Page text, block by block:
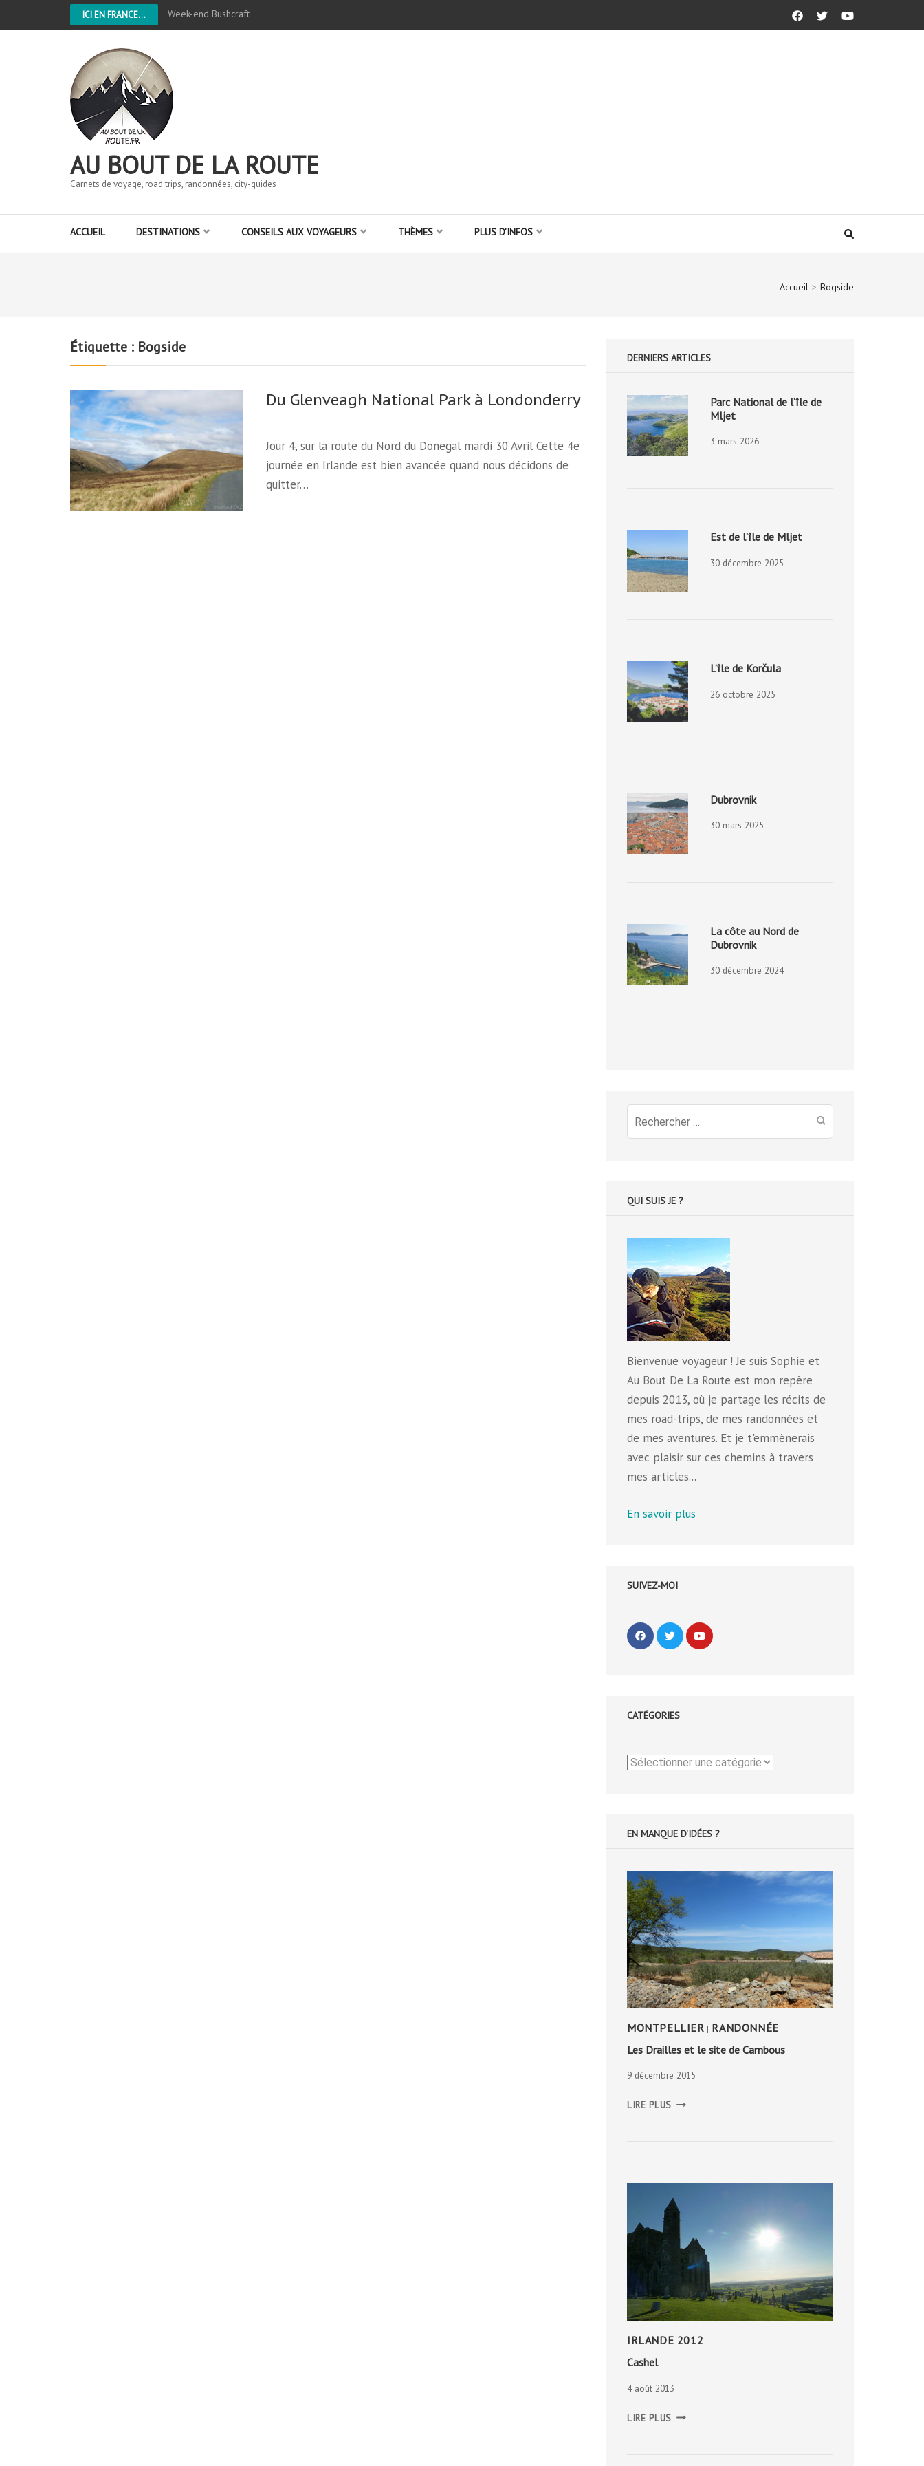
ICI EN FRANCE... Week-end Bushcraft
AU BOUT DE LA ROUTE
Carnets de voyage, road trips, randonnées, city-guides
ACCUEIL DESTINATIONS CONSEILS AUX VOYAGEURS THÈMES PLUS D’INFOS
Accueil > Bogside
Étiquette : Bogside
Du Glenveagh National Park à Londonderry
Jour 4, sur la route du Nord du Donegal mardi 30 Avril Cette 4e
journée en Irlande est bien avancée quand nous décidons de
quitter…
DERNIERS ARTICLES
Parc National de l’île de
Mljet
3 mars 2026
Est de l’île de Mljet
30 décembre 2025
L’île de Korčula
26 octobre 2025
Dubrovnik
30 mars 2025
La côte au Nord de
Dubrovnik
30 décembre 2024
Recherche
pour
QUI SUIS JE ?
Bienvenue voyageur ! Je suis Sophie et
Au Bout De La Route est mon repère
depuis 2013, où je partage les récits de
mes road-trips, de mes randonnées et
de mes aventures. Et je t'emmènerais
avec plaisir sur ces chemins à travers
mes articles...
En savoir plus
SUIVEZ-MOI
CATÉGORIES
Catégories
EN MANQUE D'IDÉES ?
MONTPELLIER | RANDONNÉE
Les Drailles et le site de Cambous
9 décembre 2015
LIRE PLUS DRAILLES
IRLANDE 2012
Cashel
4 août 2013
LIRE PLUS